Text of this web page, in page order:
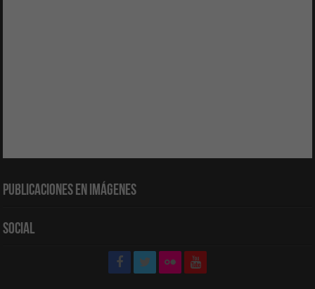
Publicaciones en Imágenes
Social